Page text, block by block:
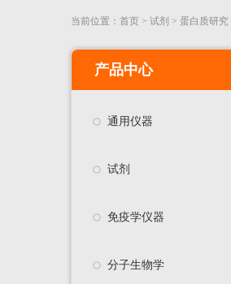
当前位置： 首页 > 试剂 > 蛋白质研究
产品中心
通用仪器
试剂
免疫学仪器
分子生物学